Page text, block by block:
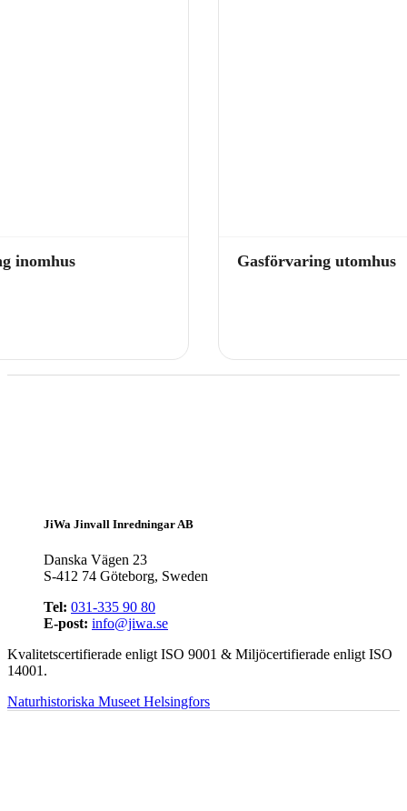
inomhus Gasförvaring utomhus
JiWa Jinvall Inredningar AB
Danska Vägen 23
S-412 74 Göteborg, Sweden
Tel: 031-335 90 80
E-post: info@jiwa.se
Kvalitetscertifierade enligt ISO 9001 & Miljöcertifierade enligt ISO
14001.
Naturhistoriska Museet Helsingfors